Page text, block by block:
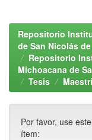
Repositorio
de San Nicolás
Repositorio
Michoacana de
Tesis
Por favor, use
ítem: